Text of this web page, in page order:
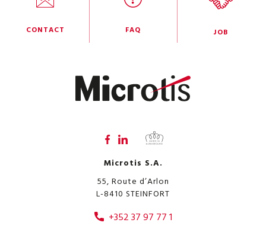
CONTACT FAQ JOB
Microtis S.A.
55, Route d’Arlon
L-8410 STEINFORT
+352 37 97 77 1